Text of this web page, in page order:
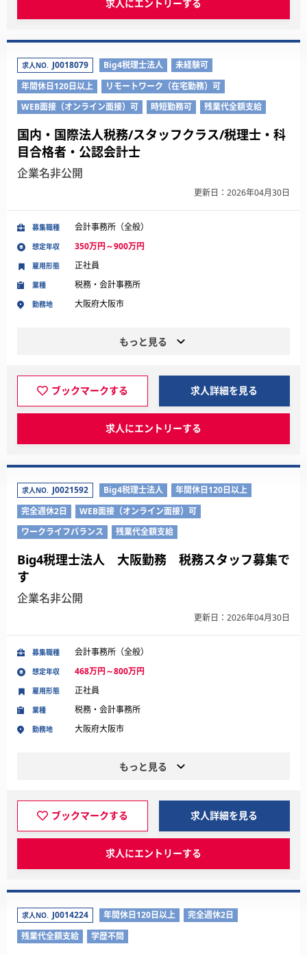
求人にエントリーする
求人NO. J0018079 Big4税理士法人
未経験可
年間休日120日以上
リモートワーク（在宅勤務）可
WEB面接（オンライン面接）可
時短勤務可 残業代全額支給
国内・国際法人税務/スタッフクラス/税理士・科
目合格者・公認会計士
企業名非公開
更新日：2026年04月30日
募集職種 会計事務所（全般）
想定年収 350万円～900万円
業種 税務・会計事務所
勤務地 大阪府大阪市
雇用形態 正社員
もっと見る
ブックマークする 求人詳細を見る
求人にエントリーする
求人NO. J0021592 Big4税理士法人
年間休日120日以上
完全週休2日
WEB面接（オンライン面接）可
ワークライフバランス
残業代全額支給
Big4税理士法人 大阪勤務 税務スタッフ募集で
す
企業名非公開
更新日：2026年04月30日
募集職種 会計事務所（全般）
想定年収 468万円～800万円
業種 税務・会計事務所
勤務地 大阪府大阪市
雇用形態 正社員
もっと見る
ブックマークする 求人詳細を見る
求人にエントリーする
求人NO. J0014224 年間休日120日以上
完全週休2日
残業代全額支給
学歴不問